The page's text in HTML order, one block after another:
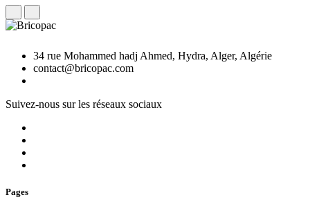
34 rue Mohammed hadj Ahmed, Hydra, Alger, Algérie
contact@bricopac.com
Suivez-nous sur les réseaux sociaux
Pages